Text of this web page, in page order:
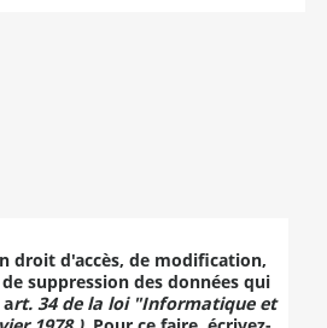
droit d'accès, de modification,
suppression des données qui
rt. 34 de la loi "Informatique et